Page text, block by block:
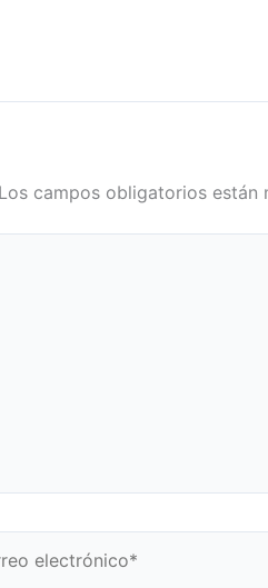
Los campos obligatorios están